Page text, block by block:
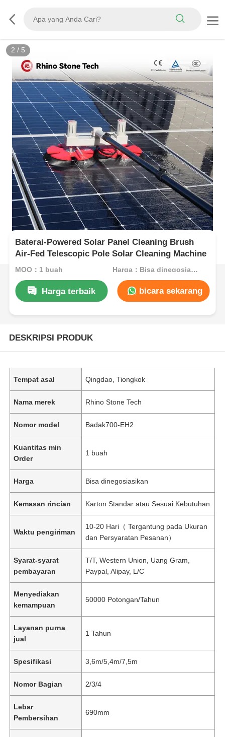
3 / 5
Baterai-Powered Solar Panel Cleaning Brush
Air-Fed Telescopic Pole Solar Cleaning Machine
MOQ：1 buah Harga：Bisa dinegosiasikan
Harga terbaik bicara sekarang
DESKRIPSI PRODUK
Tempat asal Qingdao, Tiongkok
Nama merek Rhino Stone Tech
Nomor model Badak700-EH2
Kuantitas min
Order
1 buah
Harga Bisa dinegosiasikan
Kemasan rincian Karton Standar atau Sesuai Kebutuhan
Waktu pengiriman
10-20 Hari（ Tergantung pada Ukuran
dan Persyaratan Pesanan）
Syarat-syarat
pembayaran
T/T, Western Union, Uang Gram,
Paypal, Alipay, L/C
Menyediakan
kemampuan
50000 Potongan/Tahun
Layanan purna
jual
1 Tahun
Spesifikasi 3,6m/5,4m/7,5m
Nomor Bagian 2/3/4
Lebar
Pembersihan
690mm